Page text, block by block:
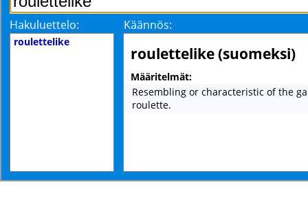
Hakuluettelo: Käännös:
roulettelike
roulettelike (suomeksi)
Määritelmät:
Resembling or characteristic of the
roulette.